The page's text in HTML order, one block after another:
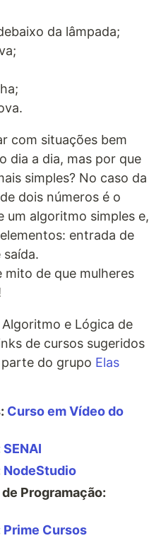
da lâmpada;
com situações bem
dia a dia, mas por que
simples? No caso da
dois números é o
um algoritmo simples e,
entrada de
mito de que mulheres
e Lógica de
de cursos sugeridos
do grupo Elas
Curso em Vídeo do
SENAI
NodeStudio
Programação:
Prime Cursos